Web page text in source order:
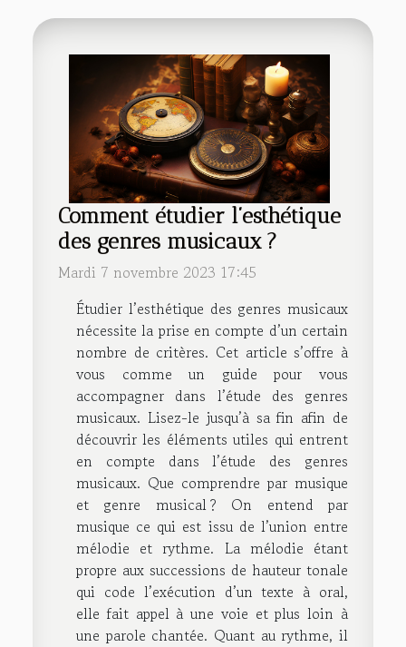
Comment étudier l’esthétique
des genres musicaux ?
Mardi 7 novembre 2023 17:45
Étudier l’esthétique des genres musicaux
nécessite la prise en compte d’un certain
nombre de critères. Cet article s’offre à
vous comme un guide pour vous
accompagner dans l’étude des genres
musicaux. Lisez-le jusqu’à sa fin afin de
découvrir les éléments utiles qui entrent
en compte dans l’étude des genres
musicaux. Que comprendre par musique
et genre musical ? On entend par
musique ce qui est issu de l’union entre
mélodie et rythme. La mélodie étant
propre aux successions de hauteur tonale
qui code l’exécution d’un texte à oral,
elle fait appel à une voie et plus loin à
une parole chantée. Quant au rythme, il